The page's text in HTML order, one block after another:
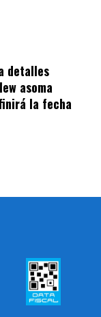
detalles
asoma
la fecha